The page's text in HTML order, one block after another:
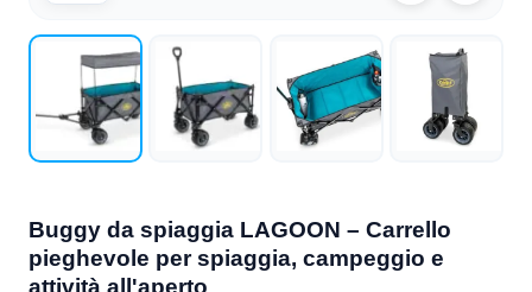
groupsChi
siamo
Contattateci
FAQ
articlegli
articoli
Buggy da spiaggia LAGOON – Carrello
pieghevole per spiaggia, campeggio e
attività all'aperto